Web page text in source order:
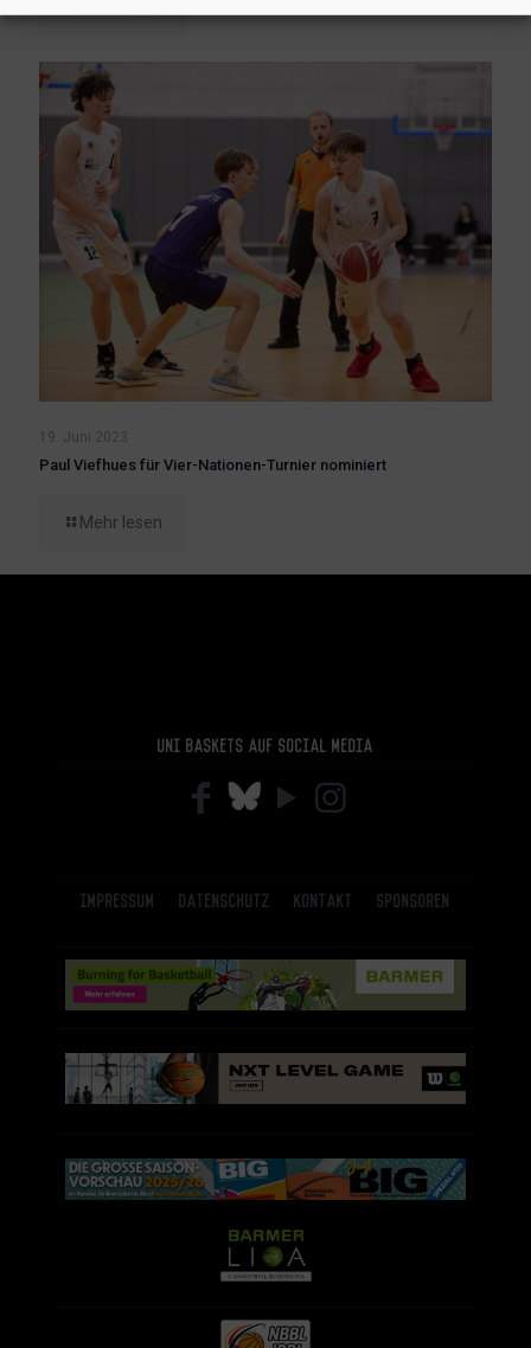
19. Juni 2023
Paul Viefhues für Vier-Nationen-Turnier nominiert
Mehr lesen
Uni Baskets auf Social Media
Impressum Datenschutz Kontakt Sponsoren